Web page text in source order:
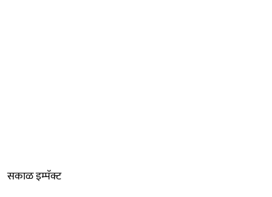
सकाळ इम्पॅक्ट